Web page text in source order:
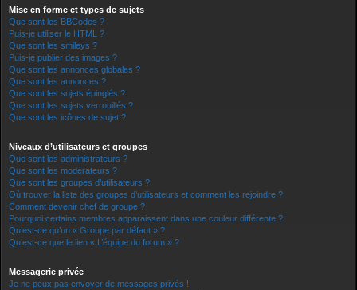
Mise en forme et types de sujets
Que sont les BBCodes ?
Puis-je utiliser le HTML ?
Que sont les smileys ?
Puis-je publier des images ?
Que sont les annonces globales ?
Que sont les annonces ?
Que sont les sujets épinglés ?
Que sont les sujets verrouillés ?
Que sont les icônes de sujet ?
Niveaux d’utilisateurs et groupes
Que sont les administrateurs ?
Que sont les modérateurs ?
Que sont les groupes d’utilisateurs ?
Où trouver la liste des groupes d’utilisateurs et comment les rejoindre ?
Comment devenir chef de groupe ?
Pourquoi certains membres apparaissent dans une couleur différente ?
Qu’est-ce qu’un « Groupe par défaut » ?
Qu’est-ce que le lien « L’équipe du forum » ?
Messagerie privée
Je ne peux pas envoyer de messages privés !